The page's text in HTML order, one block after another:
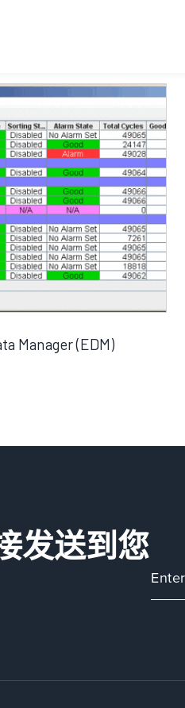
Manager (EDM)
发送到您